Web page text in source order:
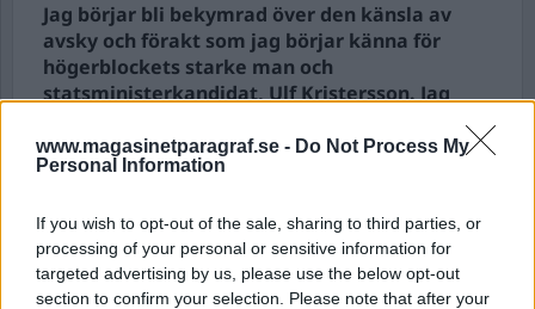
www.magasinetparagraf.se - Do Not Process My
Personal Information
If you wish to opt-out of the sale, sharing to third parties, or
processing of your personal or sensitive information for
targeted advertising by us, please use the below opt-out
section to confirm your selection. Please note that after your
Jag börjar bli bekymrad över den känsla av
avsky och förakt som jag börjar känna för
högerblockets starke man och
statsministerkandidat, Ulf Kristersson. Jag
många andra, bara köper det han säger utan
att fundera på vad det han säger egentligen
Jag kan inte låta bli att väga hans ord ordentligt.
Han är tydligt, i egna ögon, Sveriges nästa stat...